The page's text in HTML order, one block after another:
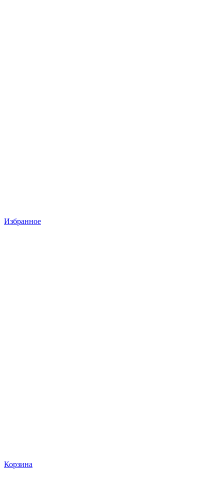
Избранное
Корзина